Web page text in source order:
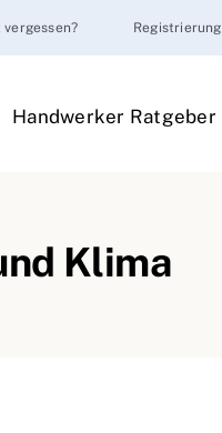
vergessen? Registrierung
Handwerker Ratgeber
Klima